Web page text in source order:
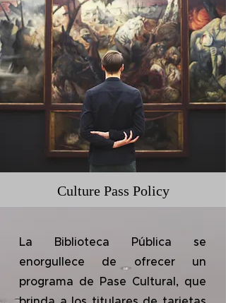
Culture Pass Policy
La Biblioteca Pública se
enorgullece de ofrecer un
programa de Pase Cultural, que